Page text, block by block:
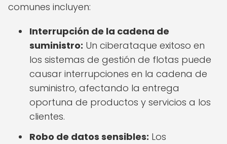
comunes incluyen:
Interrupción de la cadena de
suministro: Un ciberataque exitoso en
los sistemas de gestión de flotas puede
causar interrupciones en la cadena de
suministro, afectando la entrega
oportuna de productos y servicios a los
clientes.
Robo de datos sensibles: Los